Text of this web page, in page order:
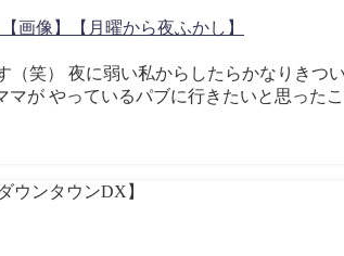
画像】【月曜から夜ふかし】
笑） 夜に弱い私からしたらかなりきつ
が やっているパブに行きたいと思った